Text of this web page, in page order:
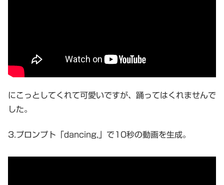
にこっとしてくれて可愛いですが、踊ってはくれませんで
した。
3.プロンプト「dancing,」で10秒の動画を生成。